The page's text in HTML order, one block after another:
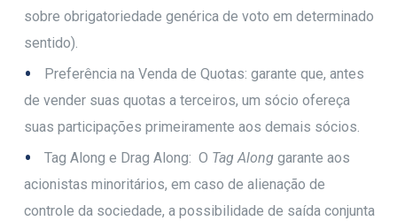
sobre obrigatoriedade genérica de voto em determinado
sentido).
Preferência na Venda de Quotas: garante que, antes
de vender suas quotas a terceiros, um sócio ofereça
suas participações primeiramente aos demais sócios.
Tag Along e Drag Along: O Tag Along garante aos
acionistas minoritários, em caso de alienação de
controle da sociedade, a possibilidade de saída conjunta